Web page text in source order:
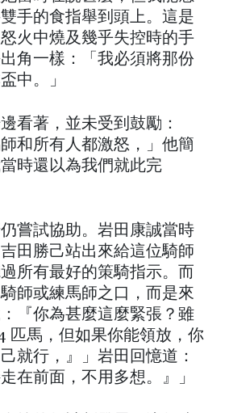
手的食指舉到頭上。這是
火中燒及幾乎失控時的手
角一樣：「我必須將那份
中。」
看著，並未受到鼓勵：
師和所有人都激怒，」他簡
時還以為我們就此完
嘗試協助。岩田康誠當時
田勝己站出來給這位騎師
所有最好的策騎指示。而
師或練馬師之口，而是來
『你為甚麼這麼緊張？雖
匹馬，但如果你能領放，你
就行，』」岩田回憶道：
在前面，不用多想。』」